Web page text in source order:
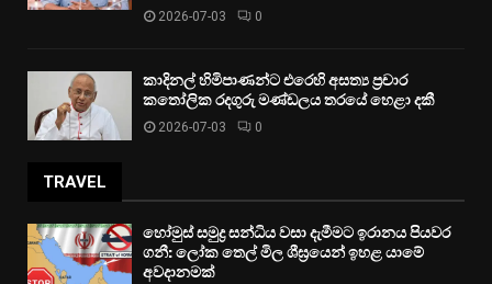
2026-07-03 0
කාදිනල් හිමිපාණන්ට එරෙහි අසත්‍ය ප්‍රචාර
කතෝලික රදගුරු මණ්ඩලය තරයේ හෙළා දකී
2026-07-03 0
TRAVEL
හෝමුස් සමුද්‍ර සන්ධිය වසා දැමීමට ඉරානය පියවර
ගනී: ලෝක තෙල් මිල ශීඝ්‍රයෙන් ඉහළ යාමේ
අවදානමක්